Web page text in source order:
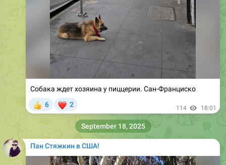
Собака ждет хозяина у пиццерии. Сан-Франциско
6 2 114 18:01
Пан Стяжкин в США!
September 18, 2025